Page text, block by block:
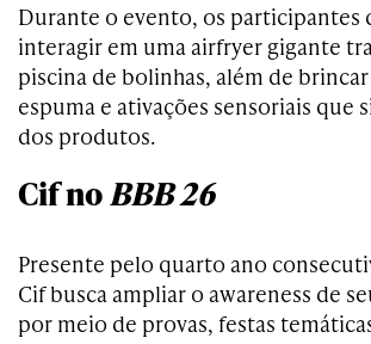
Durante o evento, os participantes
interagir em uma airfryer gigante
piscina de bolinhas, além de
espuma e ativações sensoriais que
dos produtos.
Cif noBBB 26
Presente pelo quarto ano
Cif busca ampliar o awareness de
por meio de provas, festas